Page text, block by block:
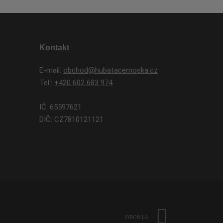
Kontakt
E-mail: obchod@hubatacernoska.cz
Tel.: +420 602 683 974
IČ: 65597621
DIČ: CZ7810121121
VYROBILA